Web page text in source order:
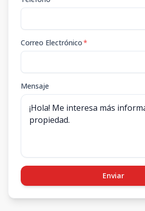
Correo Electrónico*
Mensaje
Enviar